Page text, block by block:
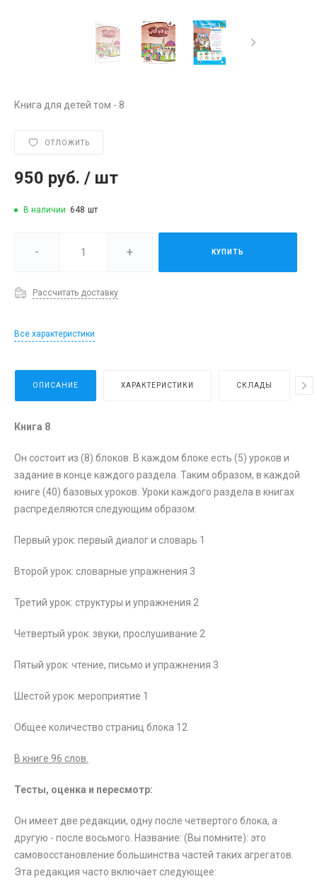
Книга для детей том - 8
ОТЛОЖИТЬ
950 руб. / шт
В наличии 648 шт
- + КУПИТЬ
Рассчитать доставку
Все характеристики
ОПИСАНИЕ ХАРАКТЕРИСТИКИ СКЛАДЫ
Книга 8
Он состоит из (8) блоков. В каждом блоке есть (5) уроков и
задание в конце каждого раздела. Таким образом, в каждой
книге (40) базовых уроков. Уроки каждого раздела в книгах
распределяются следующим образом:
Первый урок: первый диалог и словарь 1
Второй урок: словарные упражнения 3
Третий урок: структуры и упражнения 2
Четвертый урок: звуки, прослушивание 2
Пятый урок: чтение, письмо и упражнения 3
Шестой урок: мероприятие 1
Общее количество страниц блока 12
В книге 96 слов.
Тесты, оценка и пересмотр:
Он имеет две редакции, одну после четвертого блока, а
другую - после восьмого. Название: (Вы помните): это
самовосстановление большинства частей таких агрегатов.
Эта редакция часто включает следующее: